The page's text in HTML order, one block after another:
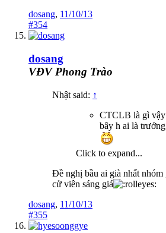
dosang, 11/10/13
#354
dosang
VĐV Phong Trào
Nhật said: ↑
CTCLB là gì
bây h ai là
Click to expand...
Đề nghị bầu ai già nhất
cử viên sáng giá
dosang, 11/10/13
#355